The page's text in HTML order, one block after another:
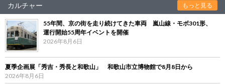
カルチャー もっと見る
55年間、京の街を走り続けてきた車両 嵐山線・モボ301形、
運行開始55周年イベントを開催
2026年8月6日
夏季企画展「秀吉・秀長と和歌山」 和歌山市立博物館で8月8日から
2026年8月6日